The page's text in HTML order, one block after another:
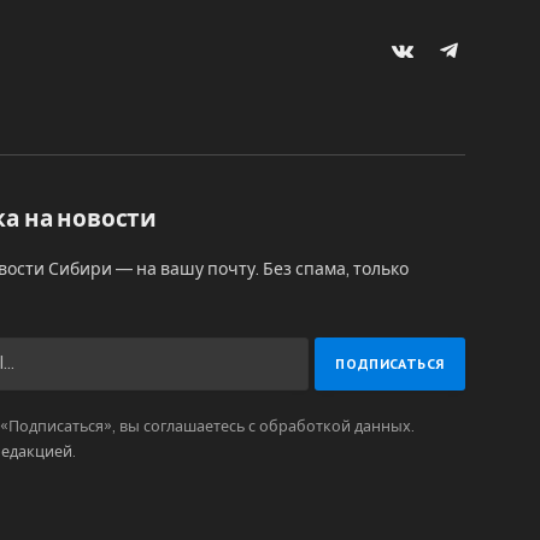
VKontakteTelegram
на новости
Сибири — на вашу почту. Без спама, только
вы соглашаетесь с обработкой данных.